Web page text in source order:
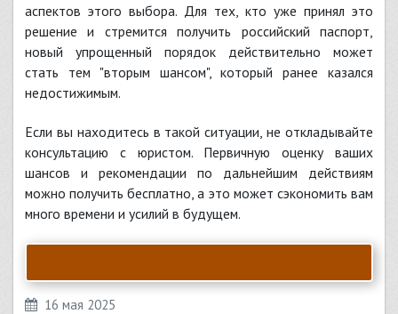
аспектов этого выбора. Для тех, кто уже принял это
решение и стремится получить российский паспорт,
новый упрощенный порядок действительно может
стать тем "вторым шансом", который ранее казался
недостижимым.
Если вы находитесь в такой ситуации, не откладывайте
консультацию с юристом. Первичную оценку ваших
шансов и рекомендации по дальнейшим действиям
можно получить бесплатно, а это может сэкономить вам
много времени и усилий в будущем.
16 мая 2025